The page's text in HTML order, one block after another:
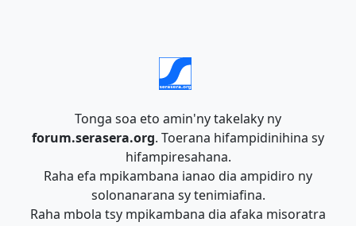
Tonga soa eto amin'ny takelaky ny
forum.serasera.org. Toerana hifampidinihina sy
hifampiresahana.
Raha efa mpikambana ianao dia ampidiro ny
solonanarana sy tenimiafina.
Raha mbola tsy mpikambana dia afaka misoratra